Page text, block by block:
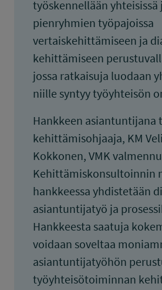
työskennellään yhteisissä
pienryhmien työpajoissa
vertaiskehittämiseen ja
kehittämiseen
jossa ratkaisuja luodaan
niille syntyy työyhteisön
Hankkeen asiantuntijana
kehittämisohjaaja, KM
Kokkonen, VMK
Kehittämiskonsultoinnin
hankkeessa yhdistetään
asiantuntijatyö ja
Hankkeesta saatuja
voidaan soveltaa
asiantuntijatyöhön
työyhteisötoiminnan